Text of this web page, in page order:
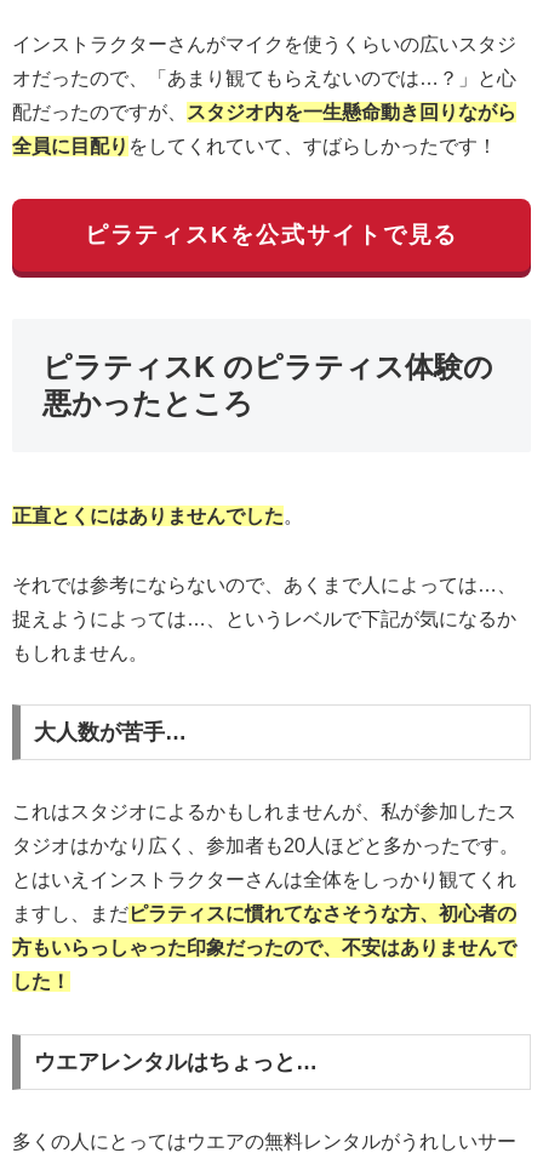
インストラクターさんがマイクを使うくらいの広いスタジ
オだったので、「あまり観てもらえないのでは…？」と心
配だったのですが、
スタジオ内を一生懸命動き回りながら
全員に目配り をしてくれていて、すばらしかったです！
ピラティスKを公式サイトで見る
ピラティスK のピラティス体験の
悪かったところ
正直とくにはありませんでした。
それでは参考にならないので、あくまで人によっては…、
捉えようによっては…、というレベルで下記が気になるか
もしれません。
大人数が苦手…
これはスタジオによるかもしれませんが、私が参加したス
タジオはかなり広く、参加者も20人ほどと多かったです。
とはいえインストラクターさんは全体をしっかり観てくれ
ますし、まだピラティスに慣れてなさそうな方、初心者の
方もいらっしゃった印象だったので、不安はありませんで
した！
ウエアレンタルはちょっと…
多くの人にとってはウエアの無料レンタルがうれしいサー